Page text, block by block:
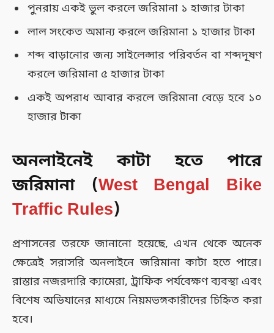
পুনরায় একই ভুল করলে জরিমানা ১ হাজার টাকা
লাল সংকেত অমান্য করলে জরিমানা ১ হাজার টাকা
শব্দ বাড়ানোর জন্য সাইলেন্সার পরিবর্তন বা শব্দদূষণ
করলে জরিমানা ৫ হাজার টাকা
একই অপরাধ আবার করলে জরিমানা বেড়ে হবে ১০
হাজার টাকা
অনলাইনেই কাটা হতে পারে
জরিমানা (West Bengal Bike
Traffic Rules)
প্রশাসনের তরফে জানানো হয়েছে, এখন থেকে অনেক
ক্ষেত্রেই সরাসরি অনলাইনে জরিমানা কাটা হতে পারে।
রাস্তার নজরদারি ক্যামেরা, ট্রাফিক পর্যবেক্ষণ ব্যবস্থা এবং
বিশেষ অভিযানের মাধ্যমে নিয়মভঙ্গকারীদের চিহ্নিত করা
হবে।